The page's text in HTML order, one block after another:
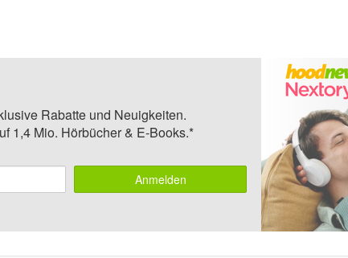
Rabatte und Neuigkeiten.
1,4 Mio. Hörbücher & E-Books.*
Anmelden